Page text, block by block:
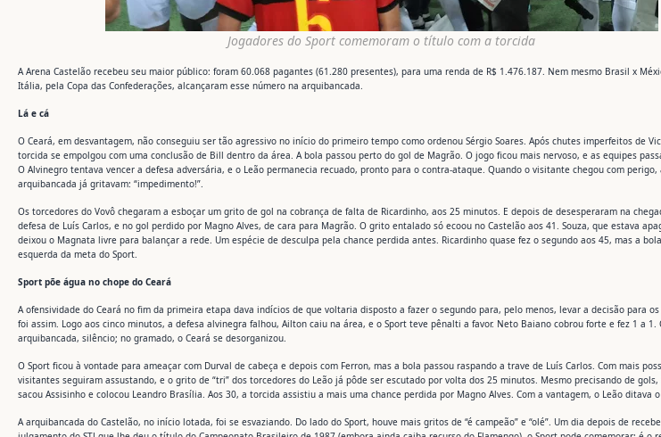
Jogadores do Sport comemoram o título com a torcida
A Arena Castelão recebeu seu maior público: foram 60.068 pagantes (61.280 presentes), para uma renda de R$ 1.476.187. Nem mesmo Brasil x
Itália, pela Copa das Confederações, alcançaram esse número na arquibancada.
Lá e cá
O Ceará, em desvantagem, não conseguiu ser tão agressivo no início do primeiro tempo como ordenou Sérgio Soares. Após chutes imperfeitos de
torcida se empolgou com uma conclusão de Bill dentro da área. A bola passou perto do gol de Magrão. O jogo ficou mais nervoso, e as equipes
O Alvinegro tentava vencer a defesa adversária, e o Leão permanecia recuado, pronto para o contra-ataque. Quando o visitante chegou com perigo,
arquibancada já gritavam: “impedimento!”.
Os torcedores do Vovô chegaram a esboçar um grito de gol na cobrança de falta de Ricardinho, aos 25 minutos. E depois de desesperaram na
defesa de Luís Carlos, e no gol perdido por Magno Alves, de cara para Magrão. O grito entalado só ecoou no Castelão aos 41. Souza, que estava
deixou o Magnata livre para balançar a rede. Um espécie de desculpa pela chance perdida antes. Ricardinho quase fez o segundo aos 45, mas a
esquerda da meta do Sport.
Sport põe água no chope do Ceará
A ofensividade do Ceará no fim da primeira etapa dava indícios de que voltaria disposto a fazer o segundo para, pelo menos, levar a decisão para
foi assim. Logo aos cinco minutos, a defesa alvinegra falhou, Ailton caiu na área, e o Sport teve pênalti a favor. Neto Baiano cobrou forte e fez 1 a 1.
arquibancada, silêncio; no gramado, o Ceará se desorganizou.
O Sport ficou à vontade para ameaçar com Durval de cabeça e depois com Ferron, mas a bola passou raspando a trave de Luís Carlos. Com mais
visitantes seguiram assustando, e o grito de “tri” dos torcedores do Leão já pôde ser escutado por volta dos 25 minutos. Mesmo precisando de gols,
sacou Assisinho e colocou Leandro Brasília. Aos 30, a torcida assistiu a mais uma chance perdida por Magno Alves. Com a vantagem, o Leão ditava
A arquibancada do Castelão, no início lotada, foi se esvaziando. Do lado do Sport, houve mais gritos de “é campeão” e “olé”. Um dia depois de